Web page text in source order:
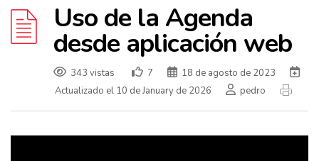
Uso de la Agenda
desde aplicación web
343 vistas 7
18 de agosto de 2023
Actualizado el 10 de January de 2026
pedro